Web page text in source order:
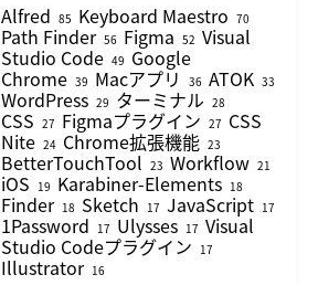
Alfred 85 Keyboard Maestro 70
Path Finder 56 Figma 52 Visual
Studio Code 49 Google
Chrome 39 Macアプリ 36 ATOK 33
WordPress 29 ターミナル 28
CSS 27 Figmaプラグイン 27 CSS
Nite 24 Chrome拡張機能 23
BetterTouchTool 23 Workflow 21
iOS 19 Karabiner-Elements 18
Finder 18 Sketch 17 JavaScript 17
1Password 17 Ulysses 17 Visual
Studio Codeプラグイン 17
Illustrator 16